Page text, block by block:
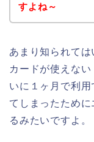
すよね～
あまり知られて
カードが使えな
いに１ヶ月で利
てしまったため
るみたいですよ。